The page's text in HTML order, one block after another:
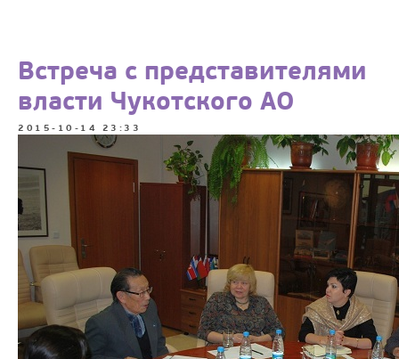
Встреча с представителями
власти Чукотского АО
2015-10-14 23:33